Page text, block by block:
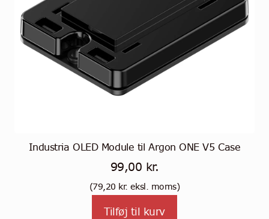
Industria OLED Module til Argon ONE V5 Case
99,00 kr.
(79,20 kr. eksl. moms)
Tilføj til kurv